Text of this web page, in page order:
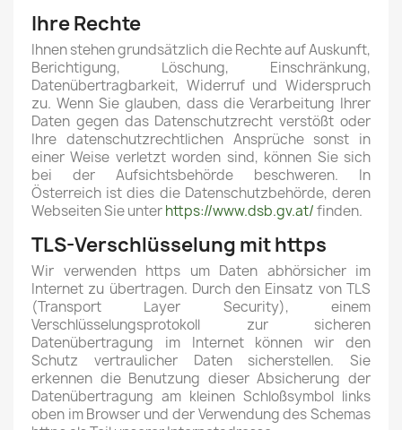
Ihre Rechte
Ihnen stehen grundsätzlich die Rechte auf Auskunft,
Berichtigung, Löschung, Einschränkung,
Datenübertragbarkeit, Widerruf und Widerspruch
zu. Wenn Sie glauben, dass die Verarbeitung Ihrer
Daten gegen das Datenschutzrecht verstößt oder
Ihre datenschutzrechtlichen Ansprüche sonst in
einer Weise verletzt worden sind, können Sie sich
bei der Aufsichtsbehörde beschweren. In
Österreich ist dies die Datenschutzbehörde, deren
Webseiten Sie unterhttps://www.dsb.gv.at/finden.
TLS-Verschlüsselung mit https
Wir verwenden https um Daten abhörsicher im
Internet zu übertragen. Durch den Einsatz von TLS
(Transport Layer Security), einem
Verschlüsselungsprotokoll zur sicheren
Datenübertragung im Internet können wir den
Schutz vertraulicher Daten sicherstellen. Sie
erkennen die Benutzung dieser Absicherung der
Datenübertragung am kleinen Schloßsymbol links
oben im Browser und der Verwendung des Schemas